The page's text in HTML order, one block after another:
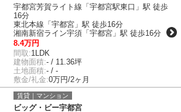
宇都宮芳賀ライト線「宇都宮駅東口」駅 徒歩
16分
東北本線「宇都宮」駅 徒歩16分
湘南新宿ライン宇須「宇都宮」駅 徒歩16分
8.4万円
間取:1LDK
建物面積:- / 11.36坪
土地面積:- / -
敷金/礼金:0万円/2ヶ月
賃貸｜マンション
ビッグ・ビー宇都宮